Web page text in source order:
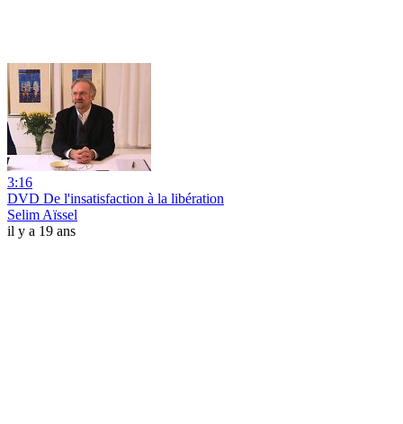
3:16
DVD De l'insatisfaction à la libération
Selim Aïssel
il y a 19 ans